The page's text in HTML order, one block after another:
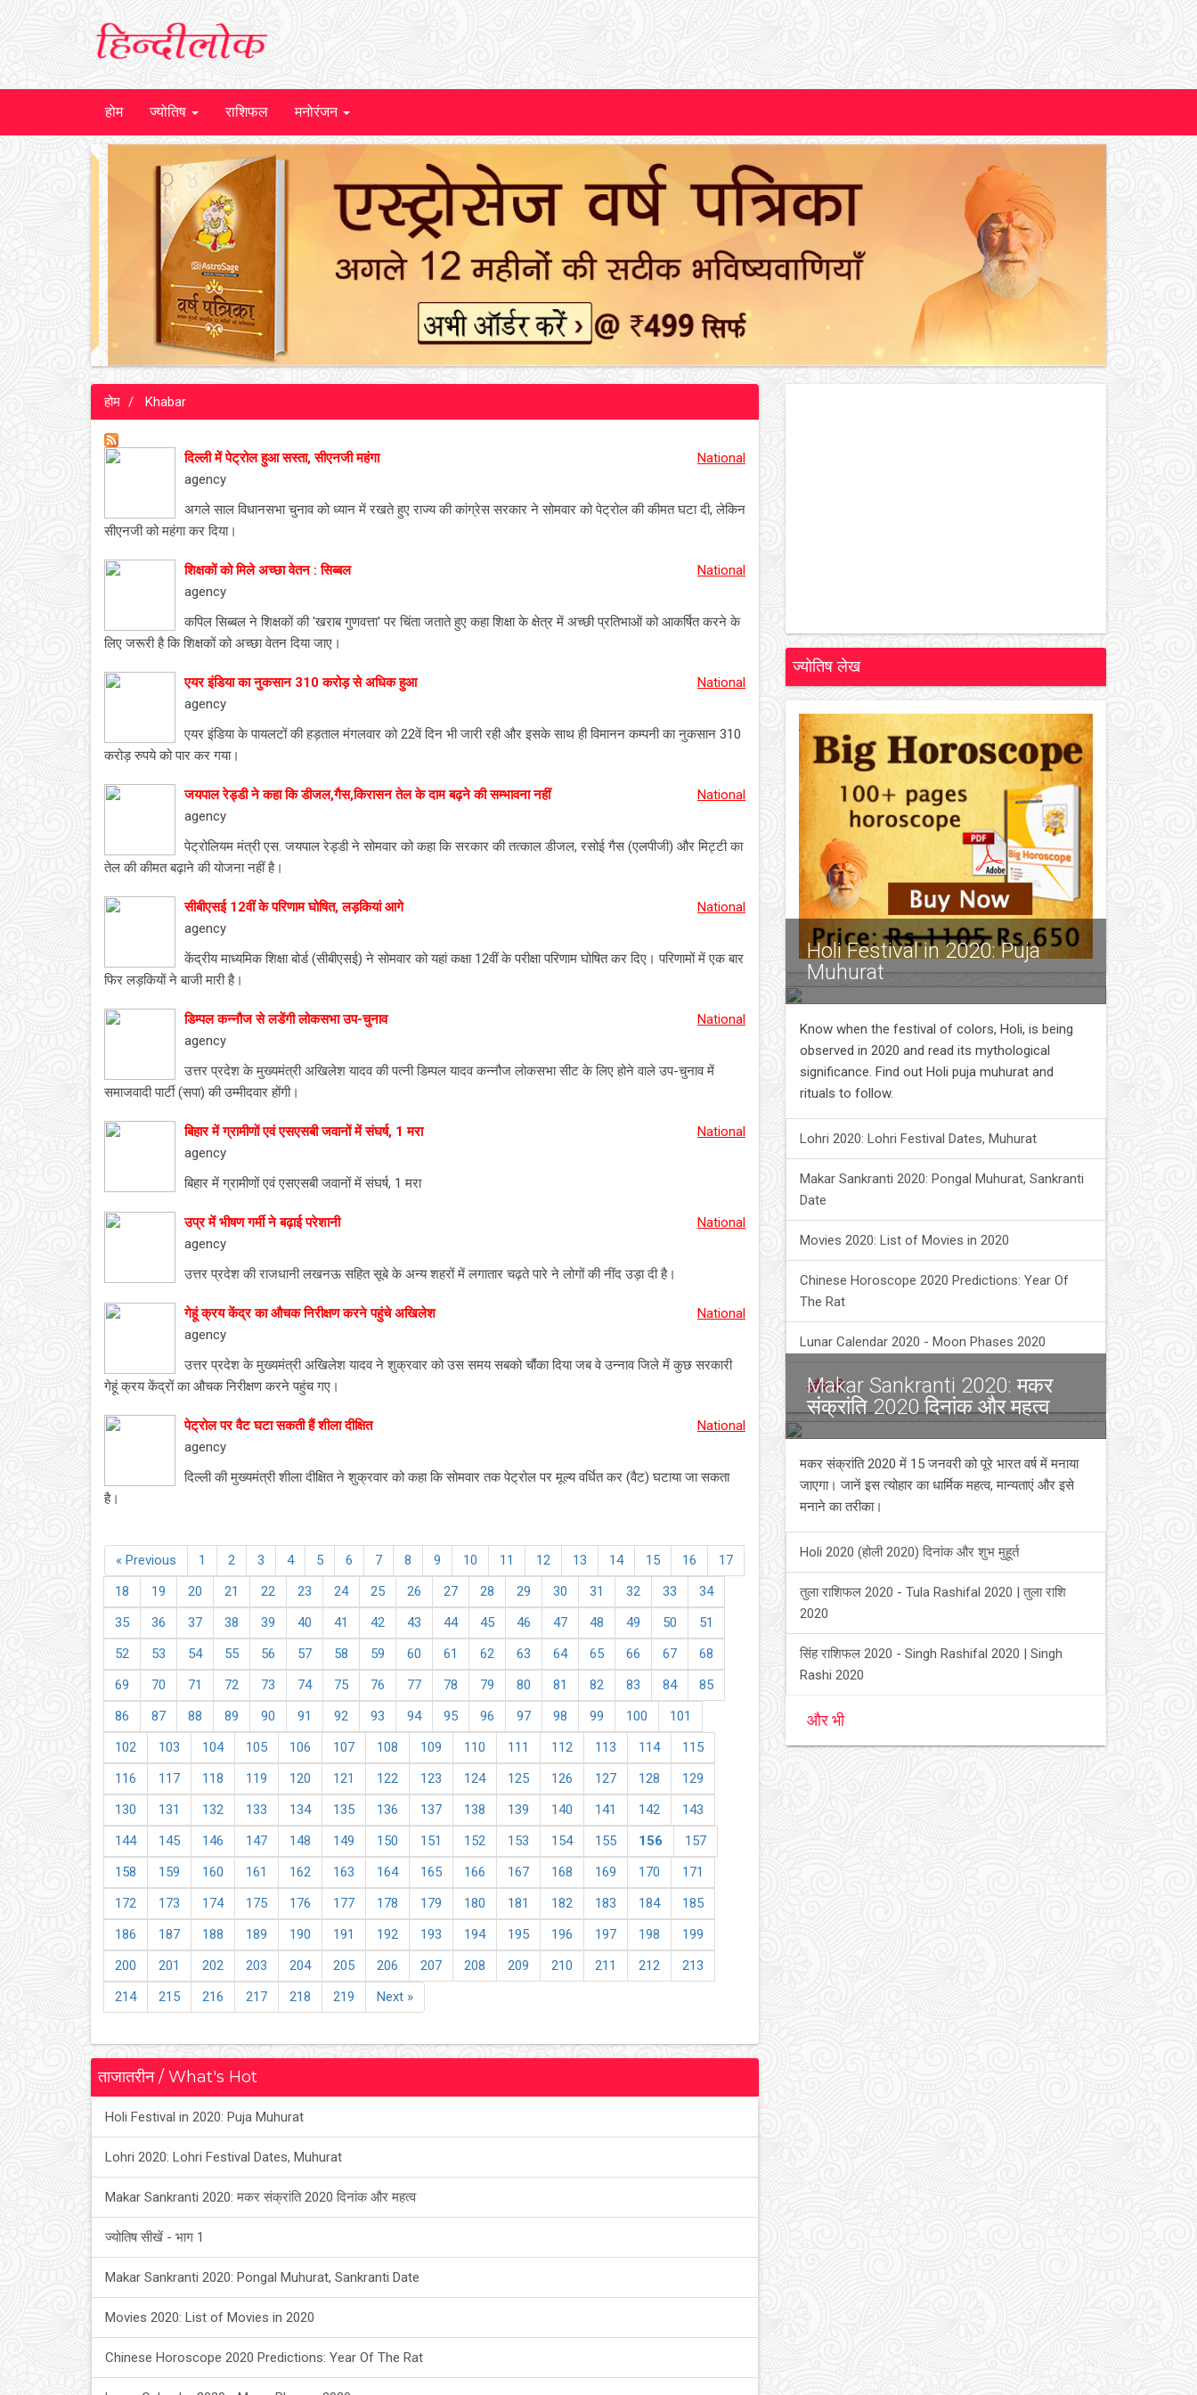
होम ज्योतिष राशिफल मनोरंजन
होम Khabar
दिल्ली में पेट्रोल हुआ सस्ता, सीएनजी महंगा
National
agency
अगले साल विधानसभा चुनाव को ध्यान में रखते हुए राज्य की कांग्रेस सरकार ने सोमवार को पेट्रोल की कीमत घटा दी, लेकिन
सीएनजी को महंगा कर दिया।
शिक्षकों को मिले अच्छा वेतन : सिब्बल
National
agency
कपिल सिब्बल ने शिक्षकों की 'खराब गुणवत्ता' पर चिंता जताते हुए कहा शिक्षा के क्षेत्र में अच्छी प्रतिभाओं को आकर्षित करने के
लिए जरूरी है कि शिक्षकों को अच्छा वेतन दिया जाए।
एयर इंडिया का नुकसान 310 करोड़ से अधिक हुआ
National
agency
एयर इंडिया के पायलटों की हड़ताल मंगलवार को 22वें दिन भी जारी रही और इसके साथ ही विमानन कम्पनी का नुकसान 310
करोड़ रुपये को पार कर गया।
जयपाल रेड्डी ने कहा कि डीजल,गैस,किरासन तेल के दाम बढ़ने की सम्भावना नहीं
National
agency
पेट्रोलियम मंत्री एस. जयपाल रेड्डी ने सोमवार को कहा कि सरकार की तत्काल डीजल, रसोई गैस (एलपीजी) और मिट्टी का
तेल की कीमत बढ़ाने की योजना नहीं है।
सीबीएसई 12वीं के परिणाम घोषित, लड़कियां आगे
National
agency
केंद्रीय माध्यमिक शिक्षा बोर्ड (सीबीएसई) ने सोमवार को यहां कक्षा 12वीं के परीक्षा परिणाम घोषित कर दिए। परिणामों में एक बार
फिर लड़कियों ने बाजी मारी है।
डिम्पल कन्नौज से लडेंगी लोकसभा उप-चुनाव
National
agency
उत्तर प्रदेश के मुख्यमंत्री अखिलेश यादव की पत्नी डिम्पल यादव कन्नौज लोकसभा सीट के लिए होने वाले उप-चुनाव में
समाजवादी पार्टी (सपा) की उम्मीदवार होंगी।
बिहार में ग्रामीणों एवं एसएसबी जवानों में संघर्ष, 1 मरा
National
agency
बिहार में ग्रामीणों एवं एसएसबी जवानों में संघर्ष, 1 मरा
उप्र में भीषण गर्मी ने बढ़ाई परेशानी
National
agency
उत्तर प्रदेश की राजधानी लखनऊ सहित सूबे के अन्य शहरों में लगातार चढ़ते पारे ने लोगों की नींद उड़ा दी है।
गेहूं क्रय केंद्र का औचक निरीक्षण करने पहुंचे अखिलेश
National
agency
उत्तर प्रदेश के मुख्यमंत्री अखिलेश यादव ने शुक्रवार को उस समय सबको चौंका दिया जब वे उन्नाव जिले में कुछ सरकारी
गेहूं क्रय केंद्रों का औचक निरीक्षण करने पहुंच गए।
पेट्रोल पर वैट घटा सकती हैं शीला दीक्षित
National
agency
दिल्ली की मुख्यमंत्री शीला दीक्षित ने शुक्रवार को कहा कि सोमवार तक पेट्रोल पर मूल्य वर्धित कर (वैट) घटाया जा सकता
है।
« Previous 1 2 3 4 5 6 7 8 9 10 11 12 13 14 15 16
17
18
19 20 21 22 23 24 25 26 27 28 29 30 31 32 33
34
35
36 37 38 39 40 41 42 43 44 45 46 47 48 49 50
51
52
53 54 55 56 57 58 59 60 61 62 63 64 65 66 67
68
69
70 71 72 73 74 75 76 77 78 79 80 81 82 83 84
85
86
87 88 89 90 91 92 93 94 95 96 97 98 99 100
101
102
103 104 105 106 107 108 109 110 111 112 113 114
115
116
117 118 119 120 121 122 123 124 125 126 127 128
129
130
131 132 133 134 135 136 137 138 139 140 141 142
143
144
145 146 147 148 149 150 151 152 153 154 155 156
157
158
159 160 161 162 163 164 165 166 167 168 169 170
171
172
173 174 175 176 177 178 179 180 181 182 183 184
185
186
187 188 189 190 191 192 193 194 195 196 197 198
199
200
201 202 203 204 205 206 207 208 209 210 211 212
213
214
215 216 217 218 219 Next »
ताजातरीन / What's Hot
Holi Festival in 2020: Puja Muhurat
Lohri 2020: Lohri Festival Dates, Muhurat
Makar Sankranti 2020: मकर संक्रांति 2020 दिनांक और महत्व
ज्योतिष सीखें - भाग 1
Makar Sankranti 2020: Pongal Muhurat, Sankranti Date
Movies 2020: List of Movies in 2020
Chinese Horoscope 2020 Predictions: Year Of The Rat
ज्योतिष लेख
Holi Festival in 2020: Puja
Muhurat
Know when the festival of colors, Holi, is being
observed in 2020 and read its mythological
significance. Find out Holi puja muhurat and
rituals to follow.
Lohri 2020: Lohri Festival Dates, Muhurat
Makar Sankranti 2020: Pongal Muhurat, Sankranti
Date
Movies 2020: List of Movies in 2020
Chinese Horoscope 2020 Predictions: Year Of
The Rat
Lunar Calendar 2020 - Moon Phases 2020
और भी
Makar Sankranti 2020: मकर
संक्रांति 2020 दिनांक और महत्व
मकर संक्रांति 2020 में 15 जनवरी को पूरे भारत वर्ष में मनाया
जाएगा। जानें इस त्योहार का धार्मिक महत्व, मान्यताएं और इसे
मनाने का तरीका।
Holi 2020 (होली 2020) दिनांक और शुभ मुहूर्त
तुला राशिफल 2020 - Tula Rashifal 2020 | तुला राशि
2020
सिंह राशिफल 2020 - Singh Rashifal 2020 | Singh
Rashi 2020
और भी